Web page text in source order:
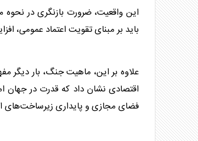
این واقعیت، ضرورت بازنگری در
باید بر مبنای تقویت اعتماد عمومی،
علاوه بر این، ماهیت جنگ، بار دیگر
اقتصادی نشان داد که قدرت در جهان
فضای مجازی و پایداری زیرساخت‌های